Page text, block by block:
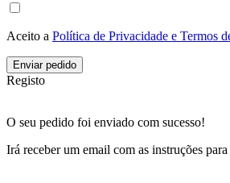
Aceito a Política de Privacidade e Termos
Enviar pedido
Registo
O seu pedido foi enviado com sucesso!
Irá receber um email com as instruções